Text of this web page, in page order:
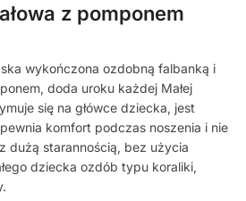
z pomponem
wykończona ozdobną falbanką i
doda uroku każdej Małej
się na główce dziecka, jest
komfort podczas noszenia i nie
dużą starannością, bez użycia
dziecka ozdób typu koraliki,